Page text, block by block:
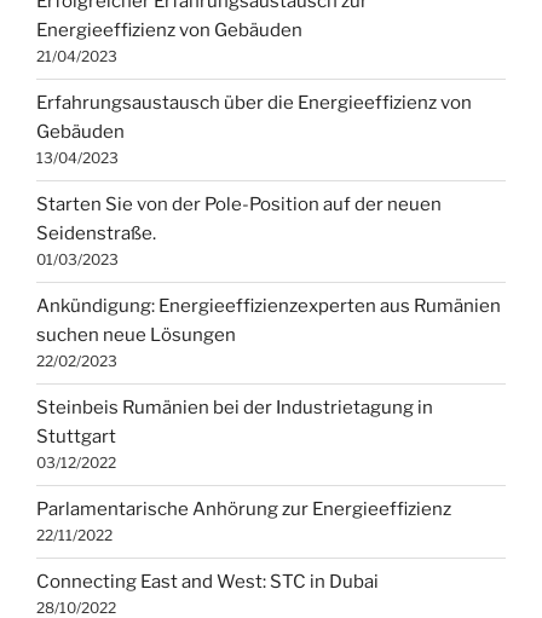
Energieeffizienz von Gebäuden
21/04/2023
Erfahrungsaustausch über die Energieeffizienz von
Gebäuden
13/04/2023
Starten Sie von der Pole-Position auf der neuen
Seidenstraße.
01/03/2023
Ankündigung: Energieeffizienzexperten aus Rumänien
suchen neue Lösungen
22/02/2023
Steinbeis Rumänien bei der Industrietagung in
Stuttgart
03/12/2022
Parlamentarische Anhörung zur Energieeffizienz
22/11/2022
Connecting East and West: STC in Dubai
28/10/2022